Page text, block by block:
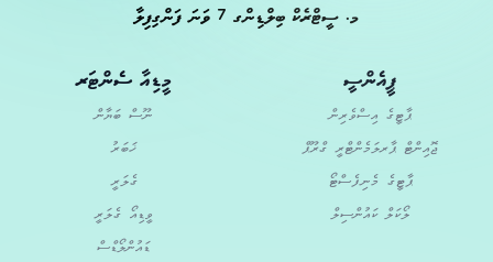
މ. ސީޓްރެކް ބިލްޑިންގ 7 ވަނަ ފަންގިފިލާ
ޕީއެންސީ
ޕާޓީގެ އިސްވެރިން
ޖޮއިންޓް ޕާރލަމެންޓްރީ ގްރޫޕް
ޕާޓީގެ މެނިފެސްޓޯ
ލޯކަލް ކައުންސިލް
މީޑިއާ ސެންޓަރ
ނޫސް ބަޔާން
ޚަބަރު
ގެލަރީ
ވީޑިއޯ ގެލަރީ
ޑައުންލޯޑްސް